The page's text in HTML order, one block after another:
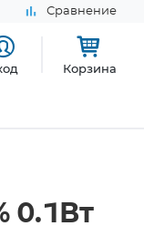
Сравнение
Корзина
0.1Вт